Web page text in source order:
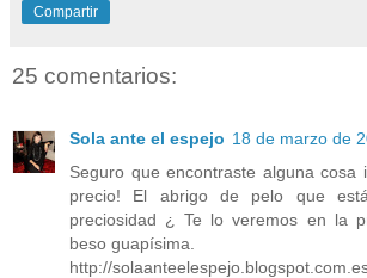
Compartir
25 comentarios:
Sola ante el espejo 18 de marzo de
Seguro que encontraste alguna cosa
precio! El abrigo de pelo que
preciosidad ¿ Te lo veremos en la
beso guapísima.
http://